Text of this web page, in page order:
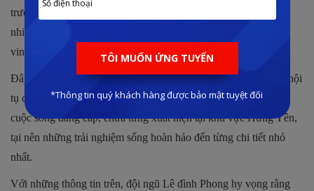
trường, từ khách hàng độc thân, vợ chồng trẻ cho đến gia đình
nhiều thế hệ. Tạo nên một cộng đồng dân cư hiện đại và phồn
vinh.
Đây chính là dự án biểu tượng tại đại đô thị Ecopark, vì thế sẽ hội
tụ được những nét ưu việt đẳng cấp, đem đến cho dân cư một
cuộc sống đẳng cấp, chưa từng xuất hiện tại khu vực Hưng Yên,
tại nên những trải nghiệm sống hoàn hảo đến từng chi tiết nhỏ
nhất.
Với những thông tin trên, đội ngũ Lê đình Phong hy vọng rằng